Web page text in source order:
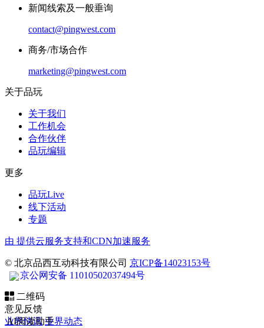
新闻线索及一般垂询
contact@pingwest.com
商务/市场合作
marketing@pingwest.com
关于品玩
关于我们
工作机会
合作伙伴
品玩编辑
更多
品玩Live
线下活动
专题
由 提供云服务支持和CDN加速服务
© 北京品西互动科技有限公司 京ICP备14023153号
京公网安备 11010502037494号
二维码
意见反馈
业界快讯 业界动态
AI阅读助手